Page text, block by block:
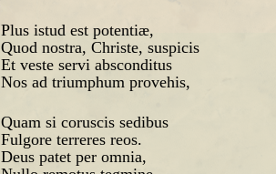
Plus istud est potentiæ,
Quod nostra, Christe, suspicis
Et veste servi absconditus
Nos ad triumphum provehis,
Quam si coruscis sedibus
Fulgore terreres reos.
Deus patet per omnia,